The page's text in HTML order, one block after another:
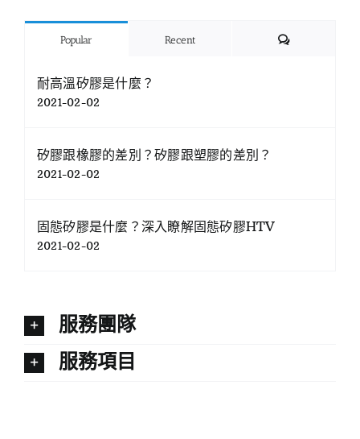
Popular Recent Comments
耐高溫矽膠是什麼？
2021-02-02
矽膠跟橡膠的差別？矽膠跟塑膠的差別？
2021-02-02
固態矽膠是什麼？深入瞭解固態矽膠HTV
2021-02-02
服務團隊
服務項目